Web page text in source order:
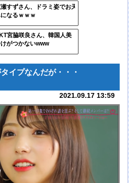
瀬すずさん、ドラミ姿でお天
なるｗｗｗ
宮脇咲良さん、韓国人美
がつかないwww
イプなんだが・・・
2021.09.17 13:59